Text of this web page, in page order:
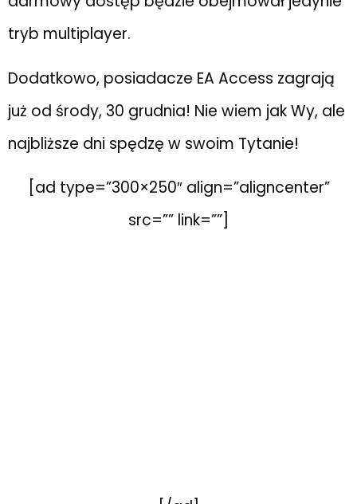
tryb multiplayer.
Dodatkowo, posiadacze EA Access zagrają
już od środy, 30 grudnia! Nie wiem jak Wy, ale
najbliższe dni spędzę w swoim Tytanie!
[ad type=”300×250″ align=”aligncenter”
src=”” link=””]